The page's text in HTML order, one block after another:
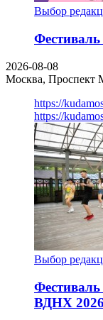
Выбор
2026-08-08
Москва, Проспект
https://
https://
Выбор
ВДНХ 2026